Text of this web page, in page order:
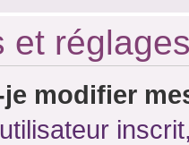
et
modifier